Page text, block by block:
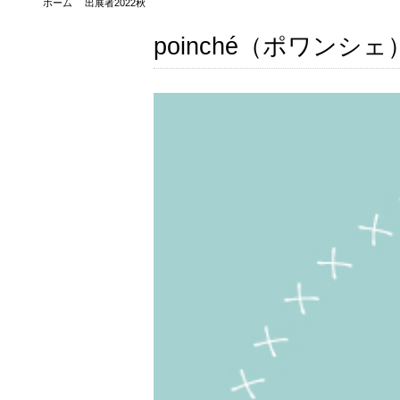
ホーム 出展者2022秋
poinché（ポワンシェ